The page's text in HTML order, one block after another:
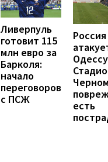
Ливерпуль
готовит 115
млн евро за
Барколя:
начало
переговоров
с ПСЖ
Россия
есть